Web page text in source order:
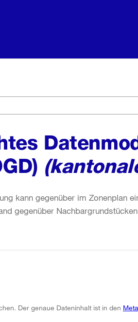
kann gegenüber im Zonenplan
gegenüber
Der genaue Dateninhalt ist in den